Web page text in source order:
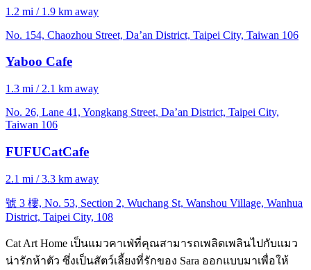
1.2 mi / 1.9 km away
No. 154, Chaozhou Street, Da’an District, Taipei City, Taiwan 106
Yaboo Cafe
1.3 mi / 2.1 km away
No. 26, Lane 41, Yongkang Street, Da’an District, Taipei City,
Taiwan 106
FUFUCatCafe
2.1 mi / 3.3 km away
號 3 樓, No. 53, Section 2, Wuchang St, Wanshou Village, Wanhua
District, Taipei City, 108
Cat Art Home เป็นแมวคาเฟ่ที่คุณสามารถเพลิดเพลินไปกับแมว
น่ารักห้าตัว ซึ่งเป็นสัตว์เลี้ยงที่รักของ Sara ออกแบบมาเพื่อให้